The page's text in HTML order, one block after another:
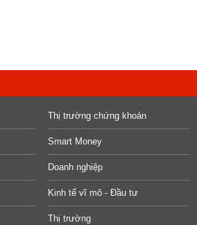
Thị trường chứng khoán
Smart Money
Doanh nghiệp
Kinh tế vĩ mô - Đầu tư
Thị trường